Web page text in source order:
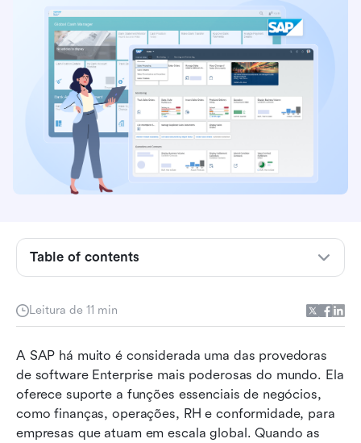
Leitura de 11 min
A SAP há muito é considerada uma das provedoras
de software Enterprise mais poderosas do mundo. Ela
oferece suporte a funções essenciais de negócios,
como finanças, operações, RH e conformidade, para
empresas que atuam em escala global. Quando as
Table of contents
Vantagens de usar o SAP
Desvantagens do SAP
Preços da SAP: transparência versus realidade